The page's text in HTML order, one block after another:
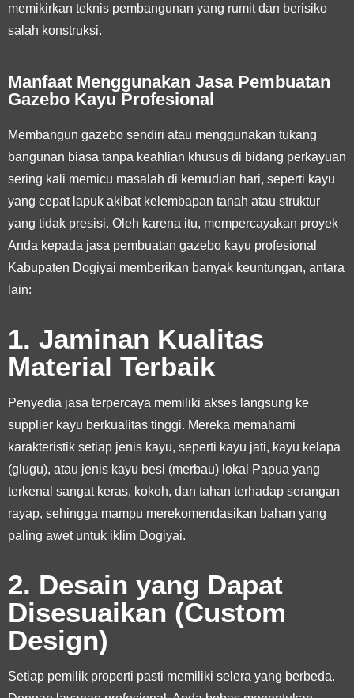
memikirkan teknis pembangunan yang rumit dan berisiko
salah konstruksi.
Manfaat Menggunakan Jasa Pembuatan
Gazebo Kayu Profesional
Membangun gazebo sendiri atau menggunakan tukang
bangunan biasa tanpa keahlian khusus di bidang perkayuan
sering kali memicu masalah di kemudian hari, seperti kayu
yang cepat lapuk akibat kelembapan tanah atau struktur
yang tidak presisi. Oleh karena itu, mempercayakan proyek
Anda kepada jasa pembuatan gazebo kayu profesional
Kabupaten Dogiyai memberikan banyak keuntungan, antara
lain:
1. Jaminan Kualitas
Material Terbaik
Penyedia jasa terpercaya memiliki akses langsung ke
supplier kayu berkualitas tinggi. Mereka memahami
karakteristik setiap jenis kayu, seperti kayu jati, kayu kelapa
(glugu), atau jenis kayu besi (merbau) lokal Papua yang
terkenal sangat keras, kokoh, dan tahan terhadap serangan
rayap, sehingga mampu merekomendasikan bahan yang
paling awet untuk iklim Dogiyai.
2. Desain yang Dapat
Disesuaikan (Custom
Design)
Setiap pemilik properti pasti memiliki selera yang berbeda.